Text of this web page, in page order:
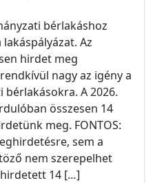
bérlakáshoz
Az
hirdet meg
nagy az igény a
A 2026.
összesen 14
meg. FONTOS:
sem a
nem szerepelhet
14 […]